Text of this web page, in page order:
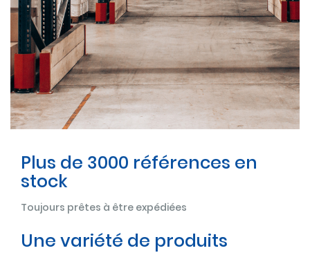
Plus de 3000 références en
stock
Toujours prêtes à être expédiées
Une variété de produits